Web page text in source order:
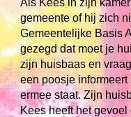
Als Kees in zijn
gemeente of hij zich
Gemeentelijke Basis
gezegd dat moet je
zijn huisbaas en
een poosje
ermee staat. Zijn
Kees heeft het